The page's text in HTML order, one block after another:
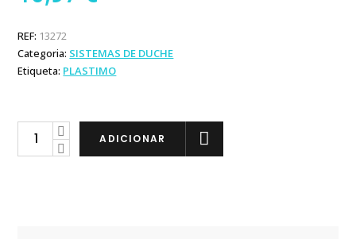
REF: 13272
Categoria: SISTEMAS DE DUCHE
Etiqueta: PLASTIMO
Plastimo
ADICIONAR